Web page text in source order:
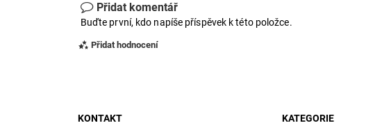
Přidat komentář
Buďte první, kdo napíše příspěvek k této položce.
Přidat hodnocení
KONTAKT
KATEGORIE